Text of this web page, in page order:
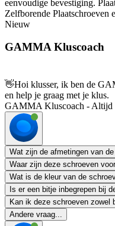
eenvoudige bevestiging.
Zelfborende Plaatschroeven
Nieuw
GAMMA Kluscoach
👋Hoi klusser, ik ben de
en help je graag met je klus.
GAMMA Kluscoach - Altijd
Wat zijn de afmetingen van
Waar zijn deze schroeven
Wat is de kleur van de
Is er een bitje inbegrepen bij
Kan ik deze schroeven zowel
Andere vraag...